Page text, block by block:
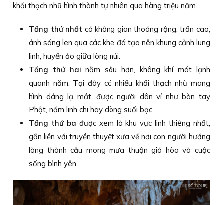
khối thạch nhũ hình thành tự nhiên qua hàng triệu năm.
Tầng thứ nhất có không gian thoáng rộng, trần cao,
ánh sáng len qua các khe đá tạo nên khung cảnh lung
linh, huyền ảo giữa lòng núi.
Tầng thứ hai nằm sâu hơn, không khí mát lạnh
quanh năm. Tại đây có nhiều khối thạch nhũ mang
hình dáng lạ mắt, được người dân ví như bàn tay
Phật, nấm linh chi hay dòng suối bạc.
Tầng thứ ba được xem là khu vực linh thiêng nhất,
gắn liền với truyền thuyết xưa về nơi con người hướng
lòng thành cầu mong mưa thuận gió hòa và cuộc
sống bình yên.